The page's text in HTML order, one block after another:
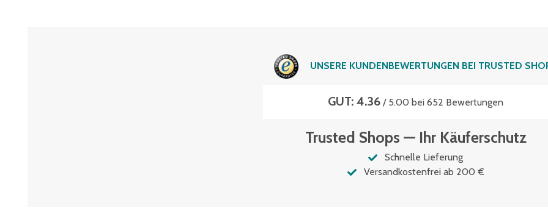
UNSERE KUNDENBEWERTUNGEN BEI TRUSTED
GUT: 4.36 / 5.00 bei 652 Bewertungen
Trusted Shops — Ihr Käuferschutz
Schnelle Lieferung
Versandkostenfrei ab 200 €